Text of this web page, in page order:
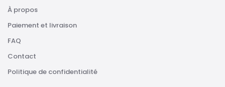
À propos
Paiement et livraison
FAQ
Contact
Politique de confidentialité